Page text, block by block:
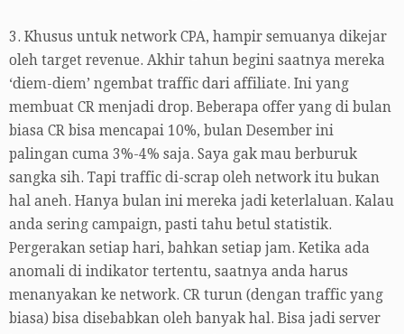
3. Khusus untuk network CPA, hampir semuanya dikejar
oleh target revenue. Akhir tahun begini saatnya mereka
‘diem-diem’ ngembat traffic dari affiliate. Ini yang
membuat CR menjadi drop. Beberapa offer yang di bulan
biasa CR bisa mencapai 10%, bulan Desember ini
palingan cuma 3%-4% saja. Saya gak mau berburuk
sangka sih. Tapi traffic di-scrap oleh network itu bukan
hal aneh. Hanya bulan ini mereka jadi keterlaluan. Kalau
anda sering campaign, pasti tahu betul statistik.
Pergerakan setiap hari, bahkan setiap jam. Ketika ada
anomali di indikator tertentu, saatnya anda harus
menanyakan ke network. CR turun (dengan traffic yang
biasa) bisa disebabkan oleh banyak hal. Bisa jadi server